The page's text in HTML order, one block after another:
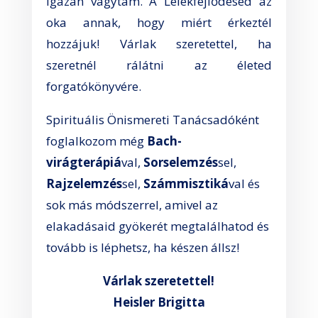
oka annak, hogy miért érkeztél
hozzájuk! Várlak szeretettel, ha
szeretnél rálátni az életed
forgatókönyvére.
Spirituális Önismereti Tanácsadóként
foglalkozom még Bach-
virágterápiával, Sorselemzéssel,
Rajzelemzéssel, Számmisztikával és
sok más módszerrel, amivel az
elakadásaid gyökerét megtalálhatod és
tovább is léphetsz, ha készen állsz!
Várlak szeretettel!
Heisler Brigitta